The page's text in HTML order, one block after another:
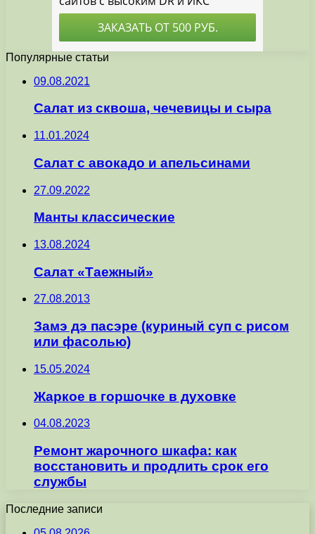
Популярные статьи
09.08.2021
Салат из сквоша, чечевицы и сыра
11.01.2024
Салат с авокадо и апельсинами
27.09.2022
Манты классические
13.08.2024
Салат «Таежный»
27.08.2013
Замэ дэ пасэре (куриный суп с рисом
или фасолью)
15.05.2024
Жаркое в горшочке в духовке
04.08.2023
Ремонт жарочного шкафа: как
восстановить и продлить срок его
службы
Последние записи